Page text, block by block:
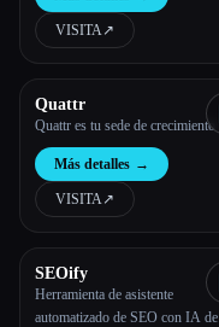
Todas las categorías
Acerca de
VISITA↗︎
Quattr
Quattr es tu sede de crecimiento
Más detalles →
VISITA↗︎
SEOify
Herramienta de asistente
automatizado de SEO con IA de